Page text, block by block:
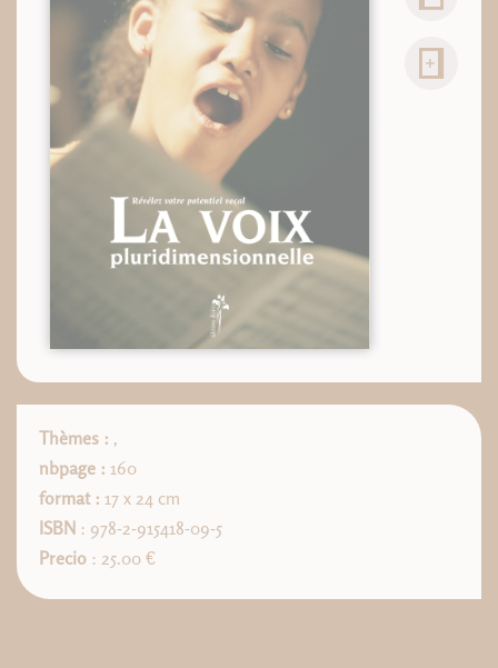
Thèmes : ,
nbpage : 160
format : 17 x 24 cm
ISBN : 978-2-915418-09-5
Precio : 25.00 €